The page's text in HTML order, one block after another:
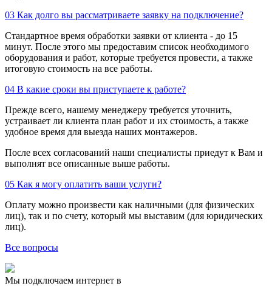
03 Как долго вы рассматриваете заявку на подключение?
Стандартное время обработки заявки от клиента - до 15
минут. После этого мы предоставим список необходимого
оборудования и работ, которые требуется провести, а также
итоговую стоимость на все работы.
04 В какие сроки вы приступаете к работе?
Прежде всего, нашему менеджеру требуется уточнить,
устраивает ли клиента план работ и их стоимость, а также
удобное время для выезда наших монтажеров.
После всех согласований наши специалисты приедут к Вам и
выполнят все описанные выше работы.
05 Как я могу оплатить ваши услуги?
Оплату можно произвести как наличными (для физических
лиц), так и по счету, который мы выставим (для юридических
лиц).
Все вопросы
Мы подключаем интернет в